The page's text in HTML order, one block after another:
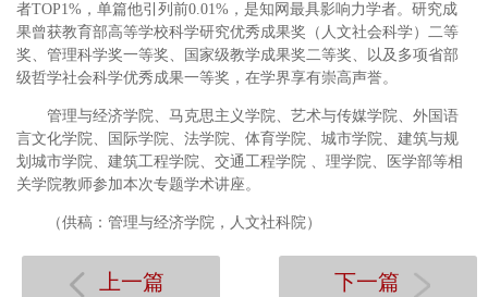
者TOP1%，单篇他引列前0.01%，是知网最具影响力学者。研究成
果曾获教育部高等学校科学研究优秀成果奖（人文社会科学）二等
奖、管理科学奖一等奖、国家级教学成果奖二等奖、以及多项省部
级哲学社会科学优秀成果一等奖，在学界享有崇高声誉。
管理与经济学院、马克思主义学院、艺术与传媒学院、外国语
言文化学院、国际学院、法学院、体育学院、城市学院、建筑与规
划城市学院、建筑工程学院、交通工程学院 、理学院、医学部等相
关学院教师参加本次专题学术讲座。
（供稿：管理与经济学院，人文社科院）
上一篇 下一篇